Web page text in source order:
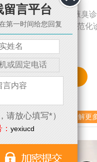
19日，“2017第二届腋臭诊
成果发布会暨腋臭规范化
详情】
详情
了解更
留言平台
第一时间给您回复
请放心填写*）
：yexiucd